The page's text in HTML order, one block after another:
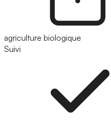
agriculture biologique
Suivi